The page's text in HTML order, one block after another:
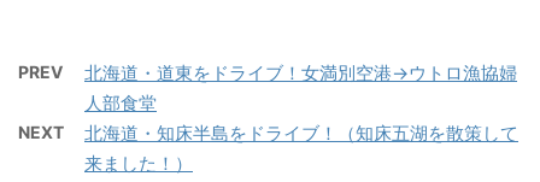
PREV
北海道・道東をドライブ！女満別空港→ウトロ漁協婦
人部食堂
NEXT
北海道・知床半島をドライブ！（知床五湖を散策して
来ました！）